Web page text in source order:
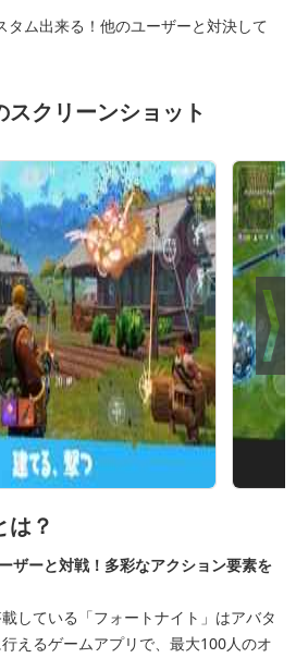
タム出来る！他のユーザーと対決して
クリーンショット
は？
ザーと対戦！多彩なアクション要素を
している「フォートナイト」はアバタ
えるゲームアプリで、最大100人のオ